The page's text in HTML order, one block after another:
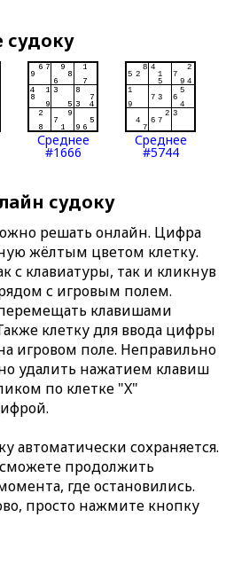
судоку
Среднее
#1666
Среднее
#5744
судоку
решать онлайн. Цифра
жёлтым цветом клетку.
с клавиатуры, так и кликнув
с игровым полем.
клавишами
клетку для ввода цифры
игровом поле. Неправильно
удалить нажатием клавиш
по клетке "X"
автоматически сохраняется.
продолжить
где остановились.
просто нажмите кнопку